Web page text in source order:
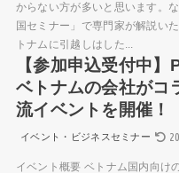
からない方が多いと思います。
国セミナー」で専門家が解説い
トナムに引越しはした...
【参加申込受付中
ベトナムの会社がコ
流イベントを開催！
イベント・ビジネスセミナー
イベント概要 ベトナム国内向け